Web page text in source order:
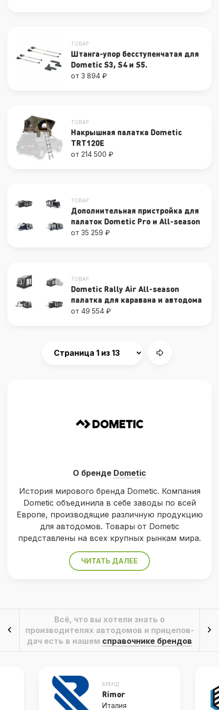
ТОВАР
Штанга-упор бесступенчатая для
Dometic S3, S4 и S5.
от 3 894 ₽
ТОВАР
Накрышная палатка Dometic
TRT120E
от 214 500 ₽
ТОВАР
Дополнительная пристройка для
палаток Dometic Pro и All-season
от 35 259 ₽
ТОВАР
Dometic Rally Air All-season
палатка для каравана и автодома
от 49 554 ₽
О бренде Dometic
Иcтория мирового бренда Dometic. Компания
Dometic объединила в себе заводы по всей
Европе, производящие различную продукцию
для автодомов. Товары от Dometic
представлены на всех крупных рынкам мира.
ЧИТАТЬ ДАЛЕЕ
Всё, что вы хотели знать о
производителях автодомов и прицепов-
дач есть в нашем справочнике брендов
БРЕНД
Rimor
Италия